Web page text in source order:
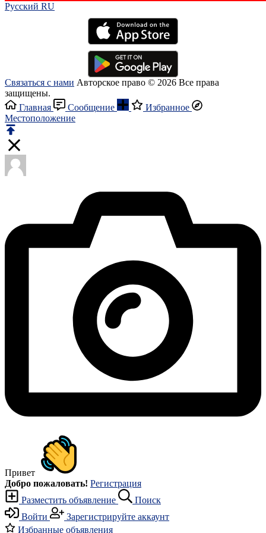
Русский RU‎
Связаться с нами Авторское право © 2026 Все права
защищены.
Главная
Сообщение
Избранное
Местоположение
Привет
Добро пожаловать! Регистрация
Разместить объявление
Поиск
Войти
Зарегистрируйте аккаунт
Избранные объявления